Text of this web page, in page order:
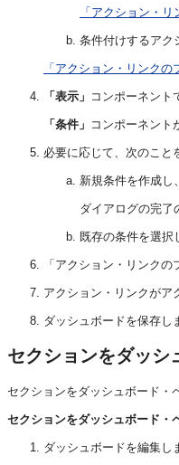
「アクション・
条件付けするアク
「アクション・リンク
「表示」 コンポーネント
「条件」 コンポーネント
必要に応じて、次のこと
新規条件を作成し、
ダイアログの完了
既存の条件を選択
「アクション・リンク
アクション・リンクがア
ダッシュボードを保存し
セクションをダッシ
セクションをダッシュボード・
セクションをダッシュボード・
ダッシュボードを編集し